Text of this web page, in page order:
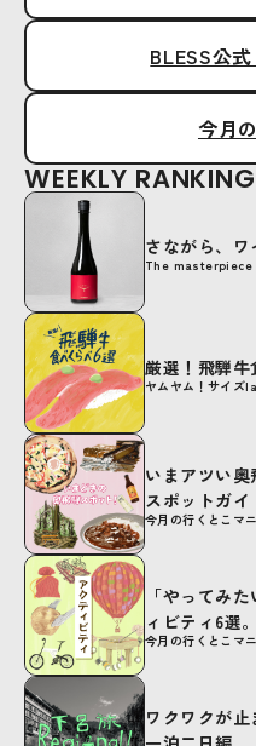
BLESS公
今月
WEEKLY RANKING
The
さながら、ワ
ヤムヤム！サイズ
厳選！飛騨牛
今月の行くとこマ
いまアツい
スポットガイ
今月の行くとこマ
「やってみ
ィビティ6選。
ワクワクが